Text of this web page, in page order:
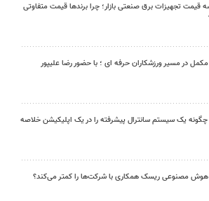
قیمت تجهیزات برق صنعتی بازار؛ چرا برندها قیمت متفاوتی
در مسیر ورزشکاران حرفه ای ؛ با حضور رضا علیپور
چگونه یک سیستم سانترال پیشرفته را در یک اپلیکیشن خلاصه
مصنوعی ریسک همکاری با شرکت‌ها را کمتر می‌کند؟